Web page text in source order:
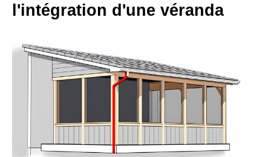
l'intégration d'une véranda